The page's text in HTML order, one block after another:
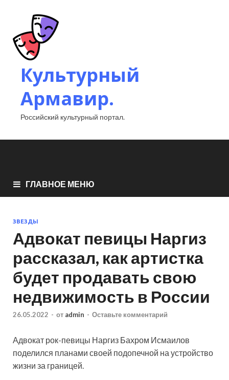
Культурный
Армавир.
Российский культурный портал.
ГЛАВНОЕ МЕНЮ
ЗВЕЗДЫ
Адвокат певицы Наргиз
рассказал, как артистка
будет продавать свою
недвижимость в России
26.05.2022 - от admin - Оставьте комментарий
Адвокат рок-певицы Наргиз Бахром Исмаилов
поделился планами своей подопечной на устройство
жизни за границей.